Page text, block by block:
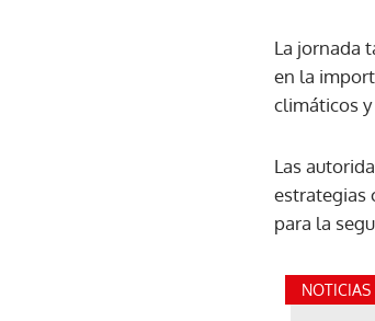
La jornada
en la
climáticos
Las
estrategias
para la